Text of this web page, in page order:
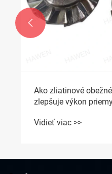
Ktoré kryty motora
ochranu a výkon pre
Vidieť viac >>
